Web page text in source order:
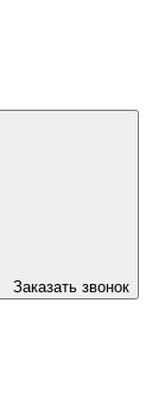
Заказать звонок